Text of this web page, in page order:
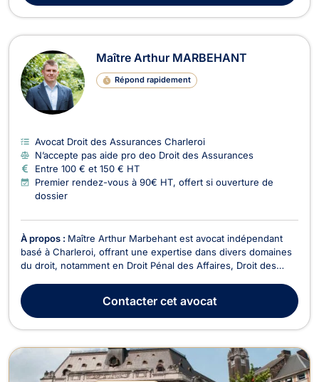
Maître Arthur MARBEHANT
Répond rapidement
Avocat Droit des Assurances Charleroi
N’accepte pas aide pro deo Droit des Assurances
Entre 100 € et 150 € HT
Premier rendez-vous à 90€ HT, offert si ouverture de
dossier
À propos : Maître Arthur Marbehant est avocat indépendant
basé à Charleroi, offrant une expertise dans divers domaines
du droit, notamment en Droit Pénal des Affaires, Droit des
Permis de conduire, Droit Civil, Droit des Affaires, Droit des
Associations et des Fondations, Droit É...
Contactercet avocat